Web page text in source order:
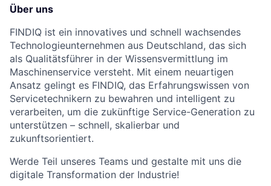
Über uns
FINDIQ ist ein innovatives und schnell wachsendes
Technologieunternehmen aus Deutschland, das sich
als Qualitätsführer in der Wissensvermittlung im
Maschinenservice versteht. Mit einem neuartigen
Ansatz gelingt es FINDIQ, das Erfahrungswissen von
Servicetechnikern zu bewahren und intelligent zu
verarbeiten, um die zukünftige Service-Generation zu
unterstützen – schnell, skalierbar und
zukunftsorientiert.
Werde Teil unseres Teams und gestalte mit uns die
digitale Transformation der Industrie!